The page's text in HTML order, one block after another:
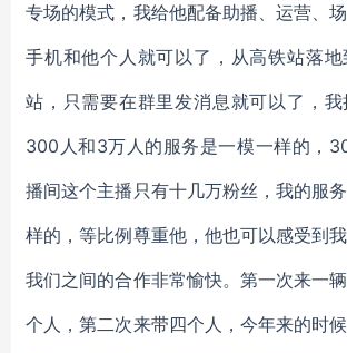
专场的模式，我给他配备助播、运营、
手机和他个人就可以了，从高铁站落
站，只需要在群里发消息就可以了，
300人和3万人的服务是一模一样的，
播间这个主播只有十几万粉丝，我的服
样的，等比例尊重他，他也可以感受到
我们之间的合作非常愉快。第一次来一
个人，第二次来带四个人，今年来的时